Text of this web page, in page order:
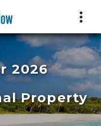
2026
Property